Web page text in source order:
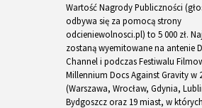
Wartość Nagrody Publiczności
odbywa się za pomocą strony
odcieniewolnosci.pl) to 5 000 zł.
zostaną wyemitowane na antenie
Channel i podczas Festiwalu
Millennium Docs Against Gravity w
(Warszawa, Wrocław, Gdynia,
Bydgoszcz oraz 19 miast, w